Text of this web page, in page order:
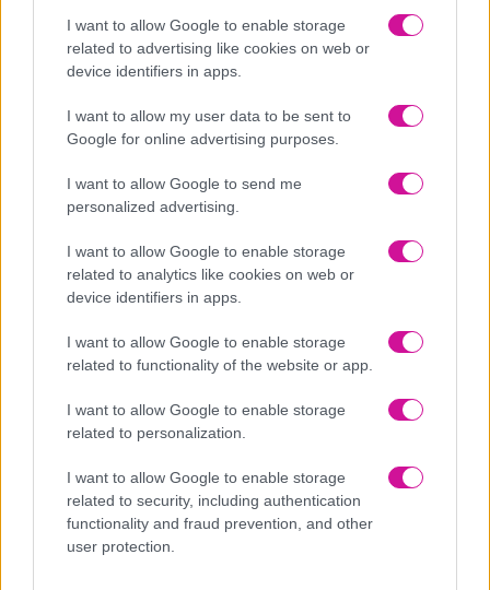
I want to allow Google to enable storage
related to advertising like cookies on web or
device identifiers in apps.
I want to allow my user data to be sent to
Google for online advertising purposes.
I want to allow Google to send me
personalized advertising.
I want to allow Google to enable storage
related to analytics like cookies on web or
device identifiers in apps.
I want to allow Google to enable storage
related to functionality of the website or app.
I want to allow Google to enable storage
related to personalization.
I want to allow Google to enable storage
related to security, including authentication
functionality and fraud prevention, and other
user protection.
Καϊμακτσαλάν – Παλαιός Άγιος Αθανάσιος
αν και πολλοί πιστεύουν ότι πρέπει να είσαι επίδοξος σκιέρ για να
βρεθείς εκεί, λόγω του γνωστού χιονοδρομικού του κέντρου. Το
«Γη Απαλή σαν Κρέμα». Η τοποθεσία διαθέτει πολλά αξιοθέατα
και αν βρεθείς εκεί τα Χριστούγεννα εκτός από βόλτα στο χωριό
και στο χιονοδρομικό κέντρο, θα θαυμάσεις τα γραφικά
Αν επισκεφθείς το χιονοδρομικό, θα εντυπωσιαστείς και θα
καταλάβεις γιατί χαρακτηρίζουν το μέρος αυτό «Αυστρία της
Βόρειας Ελλάδας». Ακόμη και αν δεν έχεις σκοπό να κάνεις σκι
αξίζει να πας μόνο και μόνο για να χαζέψεις τη θέα από τις μεγάλες